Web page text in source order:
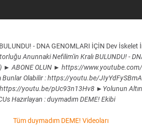
- DNA GENOMLARI İÇİN Dev İskelet
Anunnaki Nefilim'in Kralı BULUNDU! -
► ABONE OLUN ► https://
Bunlar Olabilir ​: https://youtu.be/
https://youtu.be/pUc93n13Hv8 ►Yolunun
Hazırlayan : duymadım DEME! Ekibi
Tüm duymadım DEME! Videoları